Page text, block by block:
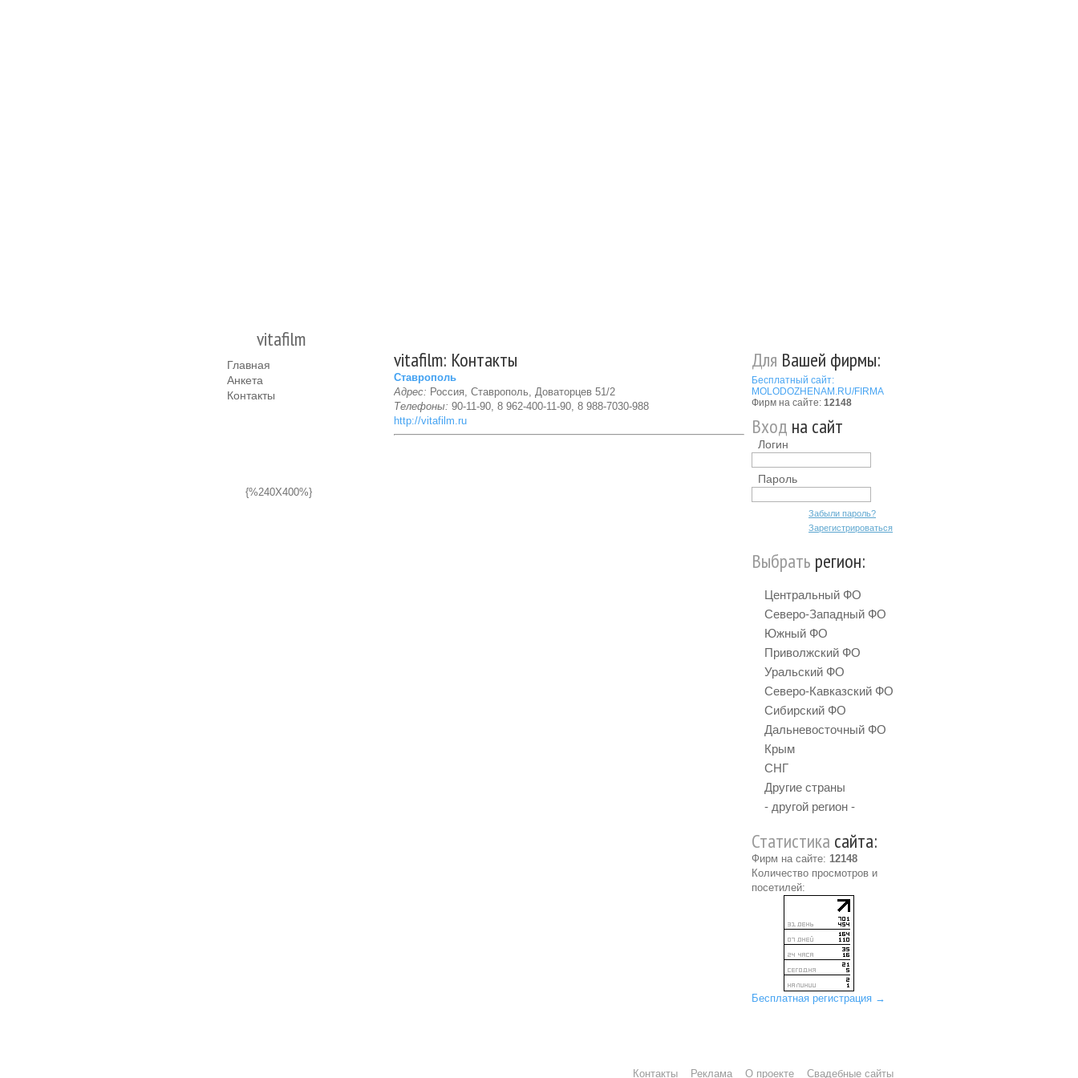
vitafilm
Главная
Анкета
Контакты
{%240X400%}
vitafilm: Контакты
Ставрополь
Адрес: Россия, Ставрополь, Доваторцев 51/2
Телефоны: 90-11-90, 8 962-400-11-90, 8 988-7030-988
http://vitafilm.ru
Для Вашей фирмы:
Бесплатный сайт:
MOLODOZHENAM.RU/FIRMA
Фирм на сайте: 12148
Вход на сайт
Логин
Пароль
Забыли пароль?
Зарегистрироваться
Выбрать регион:
Центральный ФО
Северо-Западный ФО
Южный ФО
Приволжский ФО
Уральский ФО
Северо-Кавказский ФО
Сибирский ФО
Дальневосточный ФО
Крым
СНГ
Другие страны
- другой регион -
Статистика сайта:
Фирм на сайте: 12148
Количество просмотров и
посетилей:
Бесплатная регистрация →
Контакты Реклама О проекте Свадебные сайты